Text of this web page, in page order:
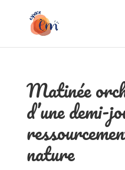
Matinée
d’une demi-
nature